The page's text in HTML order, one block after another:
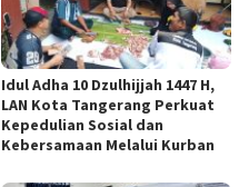
Idul Adha 10 Dzulhijjah 1447 H,
LAN Kota Tangerang Perkuat
Kepedulian Sosial dan
Kebersamaan Melalui Kurban